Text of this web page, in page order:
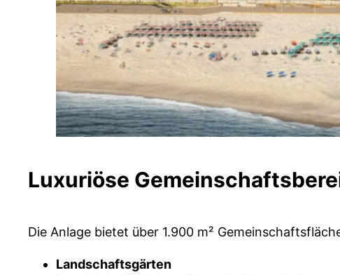
Luxuriöse
Die Anlage bietet über 1.900 m²
Landschaftsgärten